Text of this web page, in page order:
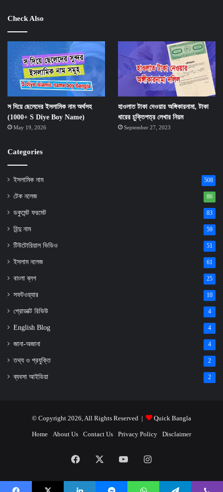
Check Also
স দিয়ে ছেলেদের ইসলামিক নাম অর্থসহ
(1000+ S Diye Boy Name)
May 19, 2026
হাওলাত টাকা দেওয়ার অঙ্গিকারনামা, টাকা
ধারের চুক্তিপত্র লেখার নিয়ম
September 27, 2023
Categories
ইসলামিক নাম 508
টেক নলেজ 86
ডকুমেন্ট ফরমেট 83
হিন্দু নাম 59
টিউটোরিয়াল ভিডিও 51
ইসলাম নলেজ 61
বাংলা ব্লগ 25
সফটওয়্যার 10
প্রোডাক্ট রিভিউ 4
English Blog 4
জানা-অজানা 4
তথ্য ও প্রযুক্তি 2
ব্যবসা আইডিয়া 2
© Copyright 2026, All Rights Reserved | Quick Bangla
Home About Us Contact Us Privacy Policy Disclaimer
Facebook YouTubeInstagram